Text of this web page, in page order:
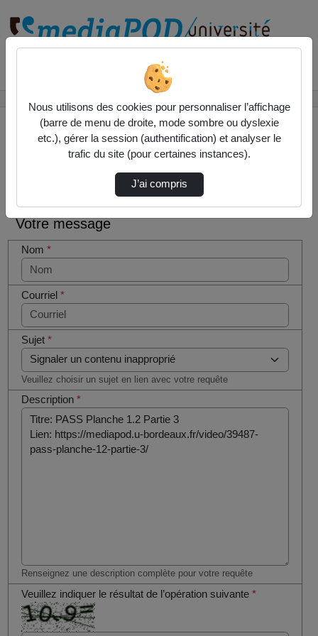
Contactez nous
Votre message
Nom*
Courriel*
Sujet*
Veuillez choisir un sujet en lien avec votre requête
Description*
Renseignez une description complète pour votre requête
Veuillez indiquer le résultat de l’opération suivante*
êtes un
humain en
métal
(obligatoire)
Nous utilisons des cookies pour personnaliser l’affichage
(barre de menu de droite, mode sombre ou dyslexie
etc.), gérer la session (authentification) et analyser le
trafic du site (pour certaines instances).
J’ai compris